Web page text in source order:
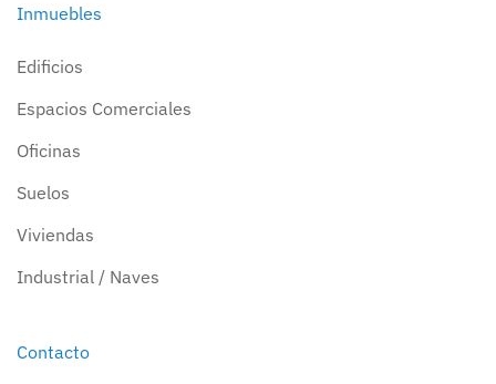
Inmuebles
Edificios
Espacios Comerciales
Oficinas
Suelos
Viviendas
Industrial / Naves
Contacto